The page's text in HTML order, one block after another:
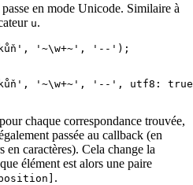
en mode Unicode. Similaire à
u.
'~\w+~', '--');
kůň', '~\w+~', '--', utf8:
chaque correspondance trouvée,
passée au callback (en
en caractères). Cela change la
élément est alors une paire
.